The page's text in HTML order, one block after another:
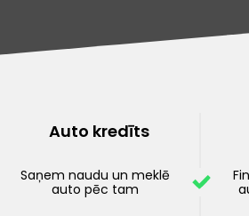
Auto kredīts
Saņem naudu un meklē
auto pēc tam